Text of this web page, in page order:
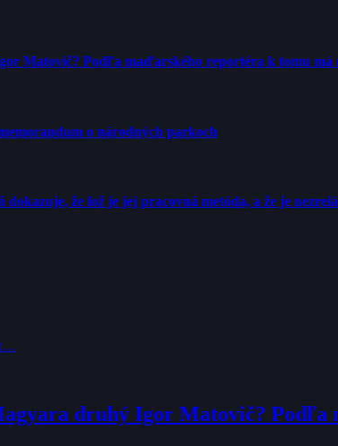
Matovič? Podľa maďarského reportéra k tomu má
o národných parkoch
že lož je jej pracovná metóda, a že je
druhý Igor Matovič?